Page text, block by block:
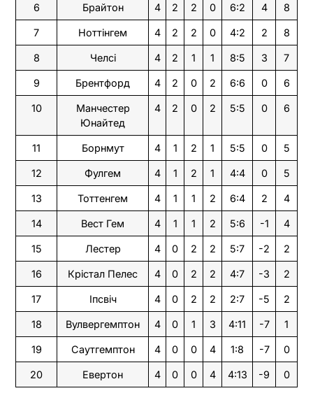
6 Брайтон 4 2 2 0 6:2 4 8
7 Ноттінгем 4 2 2 0 4:2 2 8
8 Челсі 4 2 1 1 8:5 3 7
9 Брентфорд 4 2 0 2 6:6 0 6
10
Манчестер
Юнайтед
4 2 0 2 5:5 0 6
11 Борнмут 4 1 2 1 5:5 0 5
12 Фулгем 4 1 2 1 4:4 0 5
13 Тоттенгем 4 1 1 2 6:4 2 4
14 Вест Гем 4 1 1 2 5:6 -1 4
15 Лестер 4 0 2 2 5:7 -2 2
16 Крістал Пелес 4 0 2 2 4:7 -3 2
17 Іпсвіч 4 0 2 2 2:7 -5 2
18 Вулвергемптон 4 0 1 3 4:11 -7 1
19 Саутгемптон 4 0 0 4 1:8 -7 0
20 Евертон 4 0 0 4 4:13 -9 0